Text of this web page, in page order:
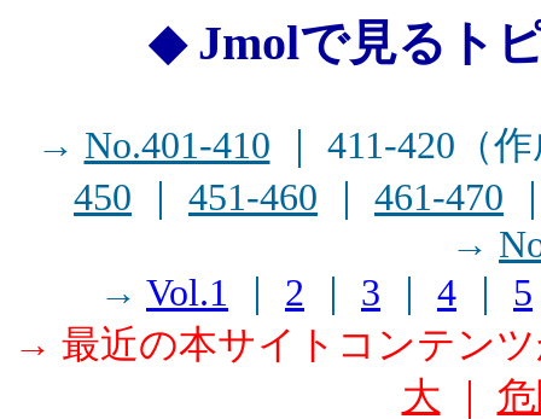
◆ Jmolで見るト
→ No.401-410 ｜ 411-420（
450
451-460 461-470
→
→ Vol.1 2 3 4 5
→ 最近の本サイトコンテン
大